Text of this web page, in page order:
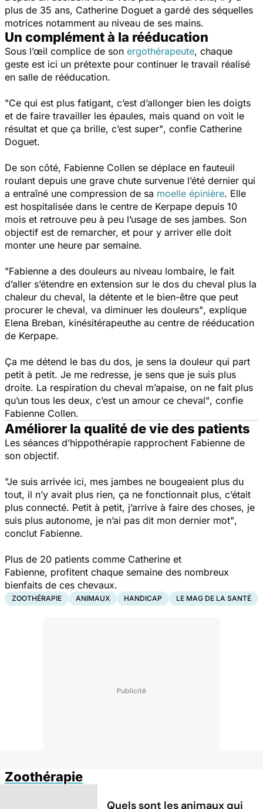
plus de 35 ans, Catherine Doguet a gardé des séquelles
motrices notamment au niveau de ses mains.
Un complément à la rééducation
Sous l’œil complice de son ergothérapeute, chaque
geste est ici un prétexte pour continuer le travail réalisé
en salle de rééducation.
"Ce qui est plus fatigant, c’est d’allonger bien les doigts
et de faire travailler les épaules, mais quand on voit le
résultat et que ça brille, c’est super", confie Catherine
Doguet.
De son côté, Fabienne Collen se déplace en fauteuil
roulant depuis une grave chute survenue l’été dernier qui
a entraîné une compression de sa moelle épinière. Elle
est hospitalisée dans le centre de Kerpape depuis 10
mois et retrouve peu à peu l’usage de ses jambes. Son
objectif est de remarcher, et pour y arriver elle doit
monter une heure par semaine.
"Fabienne a des douleurs au niveau lombaire, le fait
d’aller s’étendre en extension sur le dos du cheval plus la
chaleur du cheval, la détente et le bien-être que peut
procurer le cheval, va diminuer les douleurs", explique
Elena Breban, kinésitérapeuthe au centre de rééducation
de Kerpape.
Ça me détend le bas du dos, je sens la douleur qui part
petit à petit. Je me redresse, je sens que je suis plus
droite. La respiration du cheval m’apaise, on ne fait plus
qu’un tous les deux, c’est un amour ce cheval", confie
Fabienne Collen.
Améliorer la qualité de vie des patients
Les séances d’hippothérapie rapprochent Fabienne de
son objectif.
"Je suis arrivée ici, mes jambes ne bougeaient plus du
tout, il n’y avait plus rien, ça ne fonctionnait plus, c’était
plus connecté. Petit à petit, j’arrive à faire des choses, je
suis plus autonome, je n’ai pas dit mon dernier mot",
conclut Fabienne.
Plus de 20 patients comme Catherine et
Fabienne, profitent chaque semaine des nombreux
bienfaits de ces chevaux.
ZOOTHÉRAPIE ANIMAUX HANDICAP LE MAG DE LA SANTÉ
Zoothérapie
Quels sont les animaux qui